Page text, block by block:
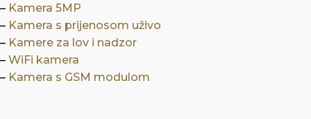
– Kamera 5MP
– Kamera s prijenosom uživo
– Kamere za lov i nadzor
– WiFi kamera
– Kamera s GSM modulom